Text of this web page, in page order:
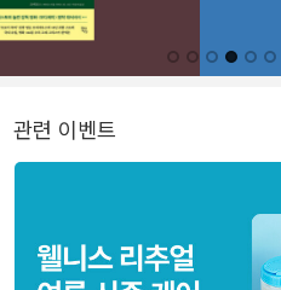
관련 이벤트